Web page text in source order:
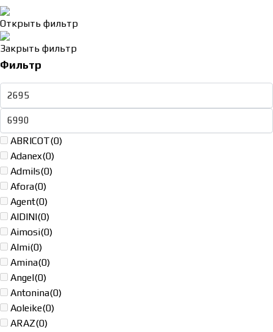
Открыть фильтр
Закрыть фильтр
Фильтр
ABRICOT(0)
Adanex(0)
Admils(0)
Afora(0)
Agent(0)
AIDINI(0)
Aimosi(0)
Almi(0)
Amina(0)
Angel(0)
Antonina(0)
Aoleike(0)
ARAZ(0)